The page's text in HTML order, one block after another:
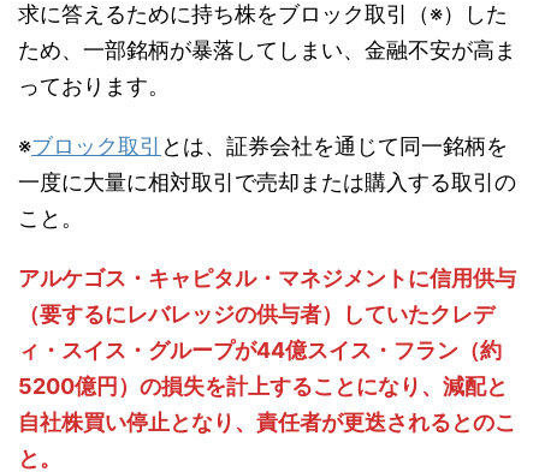
求に答えるために持ち株をブロック取引（※）した
ため、一部銘柄が暴落してしまい、金融不安が高ま
っております。
※ブロック取引 とは、証券会社を通じて同一銘柄を
一度に大量に相対取引で売却または購入する取引の
こと。
アルケゴス・キャピタル・マネジメントに信用供与
（要するにレバレッジの供与者）していたクレデ
ィ・スイス・グループが44億スイス・フラン（約
5200億円）の損失を計上することになり、減配と
自社株買い停止となり、責任者が更迭されるとのこ
と。